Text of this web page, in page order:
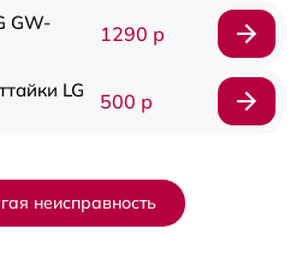
GW-
1290 р
LG
500 р
неисправность